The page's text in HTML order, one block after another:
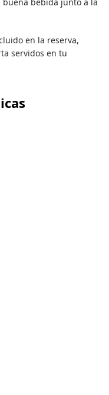
bebida junto a la
en la reserva,
servidos en tu